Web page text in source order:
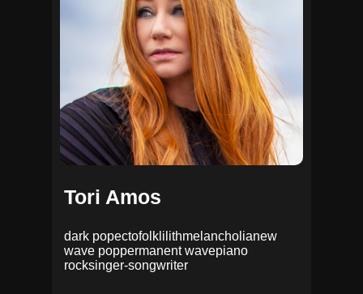
Tori Amos
dark popectofolk lilithmelancholianew
wave poppermanent wavepiano
rocksinger-songwriter